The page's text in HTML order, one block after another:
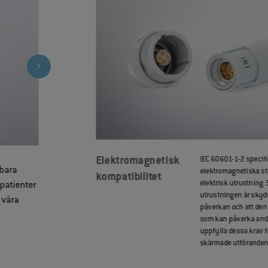
Elektromagnetisk
kompatibilitet
IEC 60601-1-2
elektromagnetiska
elektrisk utrustning.
utrustningen är
påverkan och att
som kan påverka
uppfylla dessa krav
skärmade